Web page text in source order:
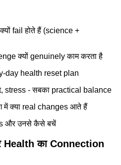
fail होते हैं (science +
क्यों genuinely काम करता है
day health reset plan
stress - सबका practical balance
में क्या real changes आते हैं
और उनसे कैसे बचें
Health का Connection